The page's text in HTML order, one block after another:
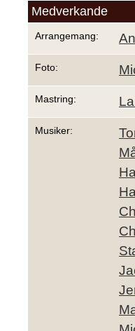
Medverkande
Arrangemang:
Foto:
Mastring:
Musiker: